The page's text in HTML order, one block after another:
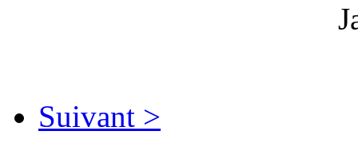
Suivant >